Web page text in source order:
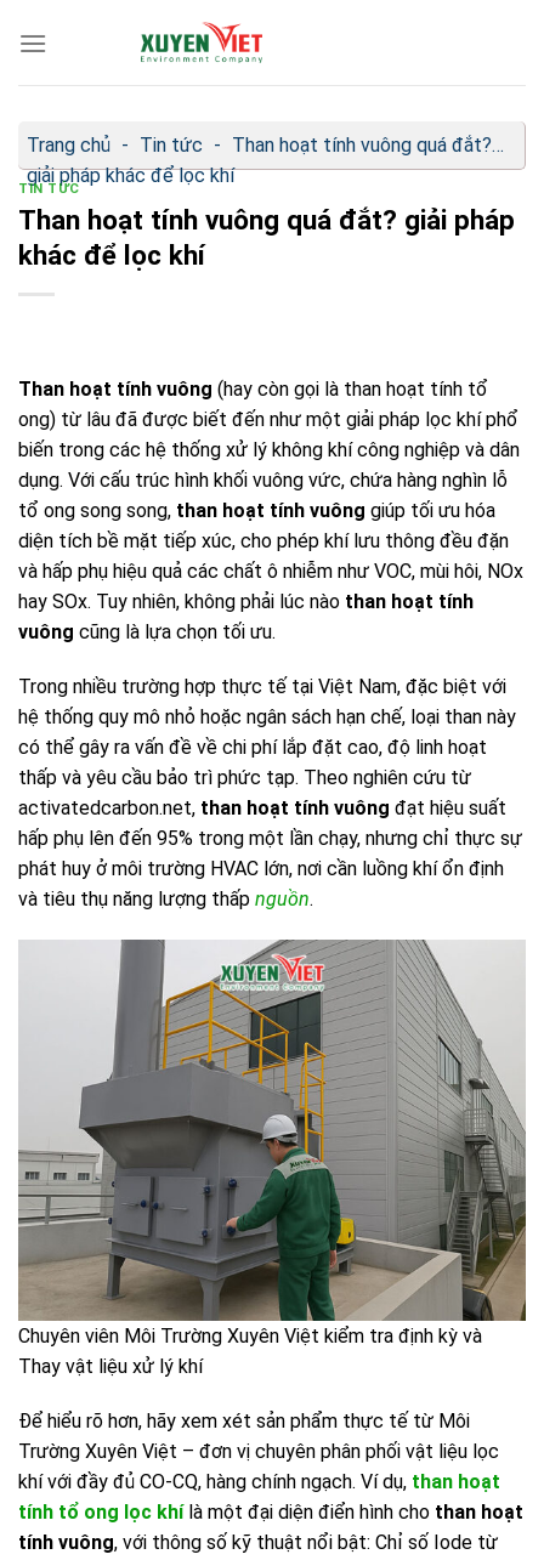
qua
Trang chủ - Tin tức - Than hoạt tính vuông quá đắt?
giải pháp khác để lọc khí
TIN TỨC
Than hoạt tính vuông quá đắt? giải pháp
khác để lọc khí
Than hoạt tính vuông (hay còn gọi là than hoạt tính tổ
ong) từ lâu đã được biết đến như một giải pháp lọc khí phổ
biến trong các hệ thống xử lý không khí công nghiệp và dân
dụng. Với cấu trúc hình khối vuông vức, chứa hàng nghìn lỗ
tổ ong song song, than hoạt tính vuông giúp tối ưu hóa
diện tích bề mặt tiếp xúc, cho phép khí lưu thông đều đặn
và hấp phụ hiệu quả các chất ô nhiễm như VOC, mùi hôi, NOx
hay SOx. Tuy nhiên, không phải lúc nào than hoạt tính
vuông cũng là lựa chọn tối ưu.
Trong nhiều trường hợp thực tế tại Việt Nam, đặc biệt với
hệ thống quy mô nhỏ hoặc ngân sách hạn chế, loại than này
có thể gây ra vấn đề về chi phí lắp đặt cao, độ linh hoạt
thấp và yêu cầu bảo trì phức tạp. Theo nghiên cứu từ
activatedcarbon.net, than hoạt tính vuông đạt hiệu suất
hấp phụ lên đến 95% trong một lần chạy, nhưng chỉ thực sự
phát huy ở môi trường HVAC lớn, nơi cần luồng khí ổn định
và tiêu thụ năng lượng thấp nguồn.
Chuyên viên Môi Trường Xuyên Việt kiểm tra định kỳ và
Thay vật liệu xử lý khí
Để hiểu rõ hơn, hãy xem xét sản phẩm thực tế từ Môi
Trường Xuyên Việt – đơn vị chuyên phân phối vật liệu lọc
khí với đầy đủ CO-CQ, hàng chính ngạch. Ví dụ, than hoạt
tính tổ ong lọc khílà một đại diện điển hình cho than hoạt
tính vuông, với thông số kỹ thuật nổi bật: Chỉ số Iode từ